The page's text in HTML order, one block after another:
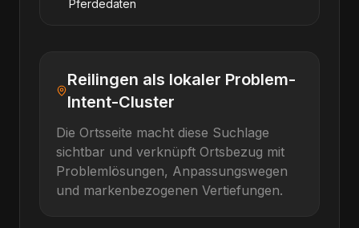
Pferdedaten
Reilingen als lokaler Problem-
Intent-Cluster
Die Ortsseite macht diese Suchlage
sichtbar und verknüpft Ortsbezug mit
Problemlösungen, Anpassungswegen
und markenbezogenen Vertiefungen.